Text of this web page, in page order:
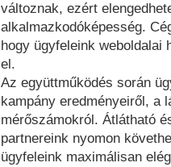
változnak, ezért
alkalmazkodóképesség.
hogy ügyfeleink weboldalai
el.
Az együttműködés során
kampány eredményeiről, a
mérőszámokról. Átlátható
partnereink nyomon
ügyfeleink maximálisan